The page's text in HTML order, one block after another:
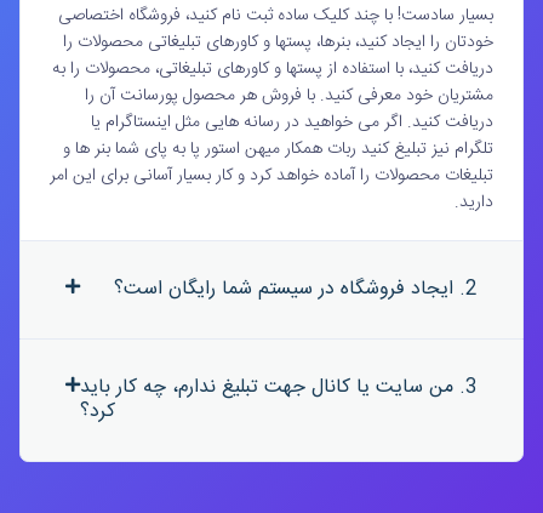
بسیار سادست! با چند کلیک ساده ثبت نام کنید، فروشگاه اختصاصی
خودتان را ایجاد کنید، بنرها، پستها و کاورهای تبلیغاتی محصولات را
دریافت کنید، با استفاده از پستها و کاورهای تبلیغاتی، محصولات را به
مشتریان خود معرفی کنید. با فروش هر محصول پورسانت آن را
دریافت کنید. اگر می خواهید در رسانه هایی مثل اینستاگرام یا
تلگرام نیز تبلیغ کنید ربات همکار میهن استور پا به پای شما بنر ها و
تبلیغات محصولات را آماده خواهد کرد و کار بسیار آسانی برای این امر
دارید.
2. ایجاد فروشگاه در سیستم شما رایگان است؟
3. من سایت یا کانال جهت تبلیغ ندارم، چه کار باید
کرد؟